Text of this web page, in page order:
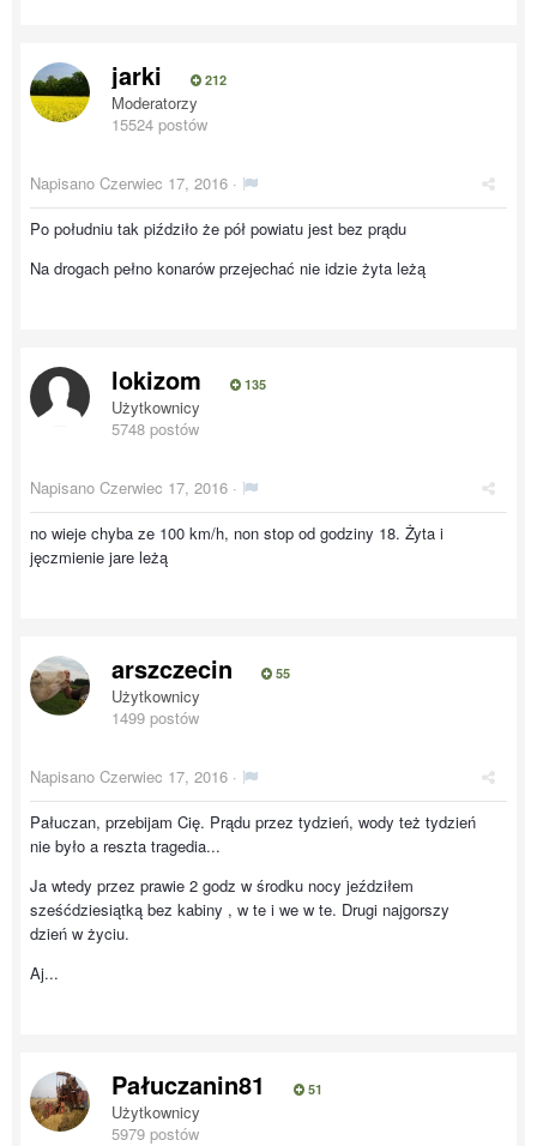
jarki 212
Moderatorzy
15524 postów
Napisano Czerwiec 17, 2016 ·
Po południu tak piździło że pół powiatu jest bez prądu
Na drogach pełno konarów przejechać nie idzie żyta leżą
lokizom 135
Użytkownicy
5748 postów
Napisano Czerwiec 17, 2016 ·
no wieje chyba ze 100 km/h, non stop od godziny 18. Żyta i
jęczmienie jare leżą
arszczecin 55
Użytkownicy
1499 postów
Napisano Czerwiec 17, 2016 ·
Pałuczan, przebijam Cię. Prądu przez tydzień, wody też tydzień
nie było a reszta tragedia...
Ja wtedy przez prawie 2 godz w środku nocy jeździłem
sześćdziesiątką bez kabiny , w te i we w te. Drugi najgorszy
dzień w życiu.
Aj...
Pałuczanin81 51
Użytkownicy
5979 postów